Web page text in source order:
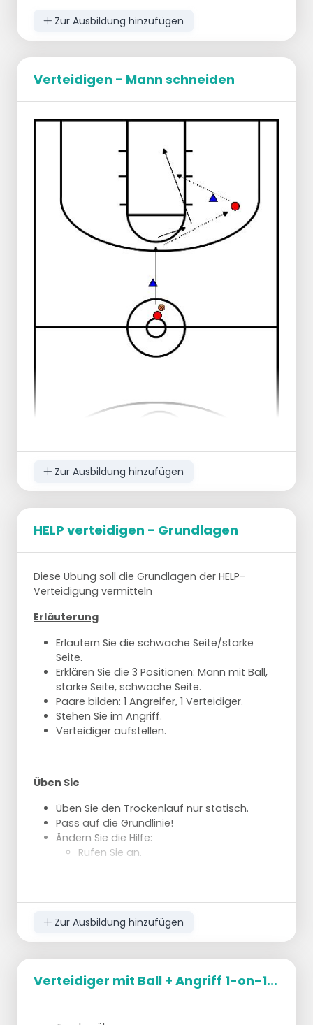
Ziel: Diese Übung soll den Spielern helfen, den
Korb in einer geraden Linie in einer 1v1-Situation
Der äußere Mann dribbelt den Ball und geht
einmal um die Spielfigur herum.
Der Innenverteidiger macht einen Slalom
zwischen den Pfosten, um eine 1v1-Situation
zu schaffen.
gegenseitig einen Brustpass in Richtung der
anderen Seite des Feldes.
Dort tippt der äußere Mann,
ersten Spielzug , die Spielfigur an und
kontrolliert den Ball.
Versuch, die Verteidigung durch
Zur Ausbildung hinzufügen
Verteidigen - Mann schneiden
Diese Übung dient der Verteidigung des
1 Passgeber im Mittelkreis mit Verteidiger
1 Angreifer und Verteidiger auf den vorderen
Positionen
Der Guard beginnt ein Dribbling und gibt
den Ball an den Stürmer weiter (lässt den
Ball ankommen und verteidigt ihn dann mit
vollem Einsatz)
In diesem Moment macht der Verteidiger
einen Sprung zum Ball
Und rennt in der Verweigerung mit -->
Zur Ausbildung hinzufügen
HELP verteidigen - Grundlagen
Diese Übung soll die Grundlagen der HELP-
Verteidigung vermitteln
Erläuterung
Erläutern Sie die schwache Seite/starke
Seite.
Erklären Sie die 3 Positionen: Mann mit Ball,
starke Seite, schwache Seite.
Paare bilden: 1 Angreifer, 1 Verteidiger.
Stehen Sie im Angriff.
Verteidiger aufstellen.
Üben Sie
Üben Sie den Trockenlauf nur statisch.
Pass auf die Grundlinie!
Ändern Sie die Hilfe:
Rufen Sie an.
Zur Ausbildung hinzufügen
Verteidiger mit Ball + Angriff 1-on-1...